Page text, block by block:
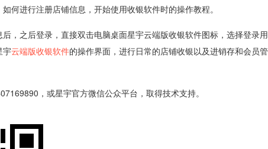
如何进行注册店铺信息，开始使用收银软件时的操作教程。
，之后登录，直接双击电脑桌面星宇云端版收银软件图标，选择登录用
宇云端版收银软件的操作界面，进行日常的店铺收银以及进销存和会员管
，或星宇官方微信公众平台，取得技术支持。